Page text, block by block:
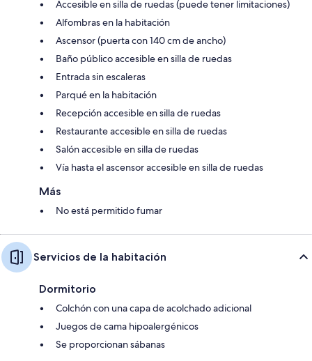
Accesible en silla de ruedas (puede tener limitaciones)
Alfombras en la habitación
Ascensor (puerta con 140 cm de ancho)
Baño público accesible en silla de ruedas
Entrada sin escaleras
Parqué en la habitación
Recepción accesible en silla de ruedas
Restaurante accesible en silla de ruedas
Salón accesible en silla de ruedas
Vía hasta el ascensor accesible en silla de ruedas
Más
No está permitido fumar
Servicios de la habitación
Dormitorio
Colchón con una capa de acolchado adicional
Juegos de cama hipoalergénicos
Se proporcionan sábanas